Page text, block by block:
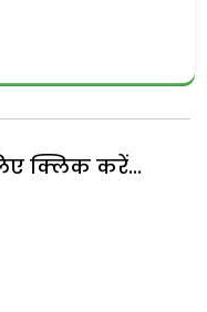
क्लिक करें...